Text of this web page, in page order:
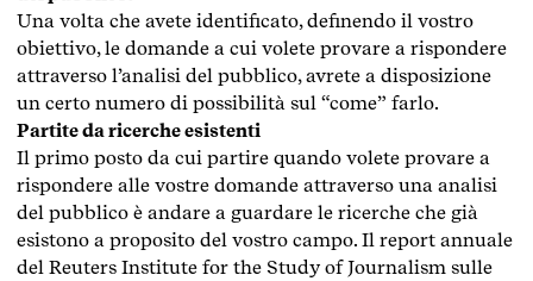
Una volta che avete identificato, definendo il vostro
obiettivo, le domande a cui volete provare a rispondere
attraverso l’analisi del pubblico, avrete a disposizione
un certo numero di possibilità sul “come” farlo.
Partite da ricerche esistenti
Il primo posto da cui partire quando volete provare a
rispondere alle vostre domande attraverso una analisi
del pubblico è andare a guardare le ricerche che già
esistono a proposito del vostro campo. Il report annuale
del Reuters Institute for the Study of Journalism sulle